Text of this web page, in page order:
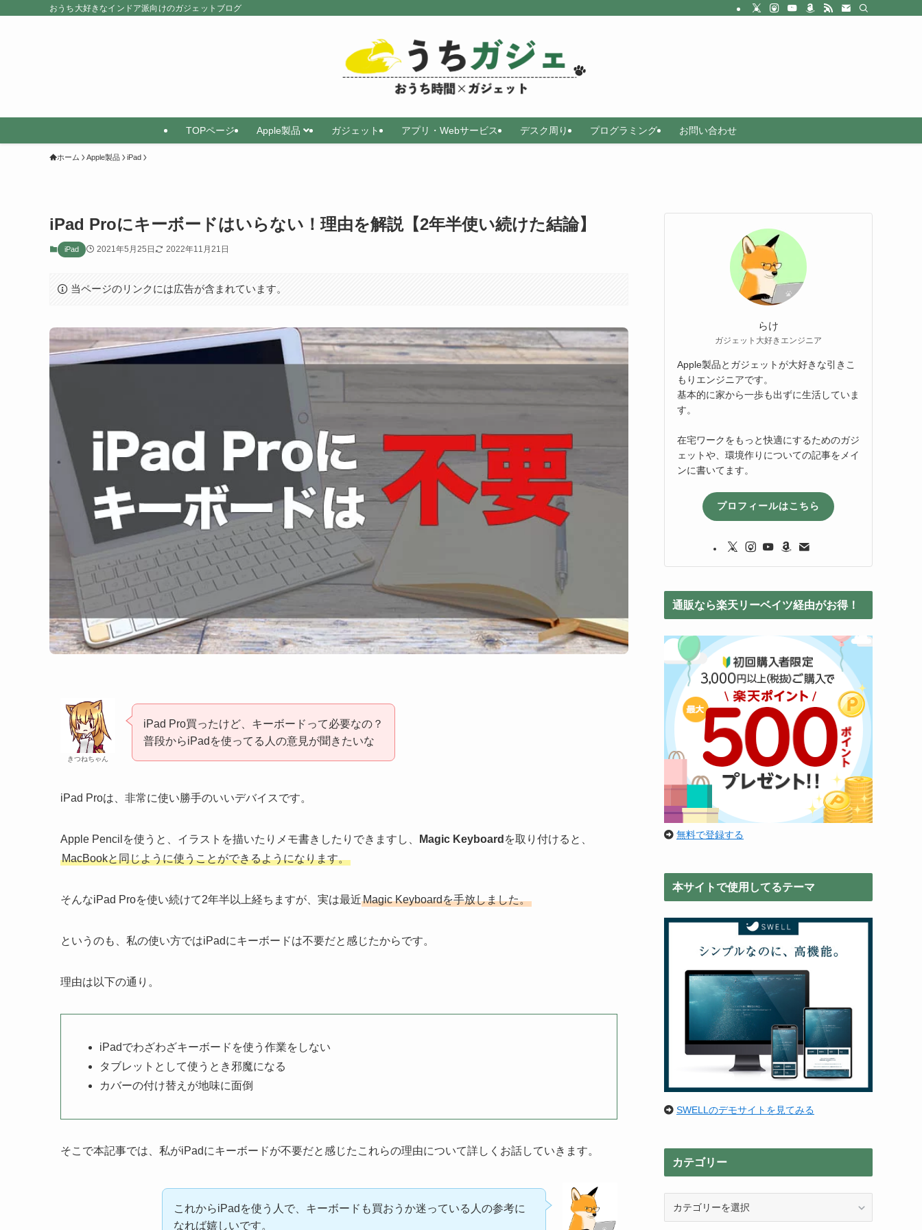
おうち大好きなインドア派向けのガジェットブログ
TOPページ Apple製品 ガジェット アプリ・Webサービス デスク周り プログラミング お問い合わせ
ホーム Apple製品 iPad
iPad Proにキーボードはいらない！理由を解説【2年半使い続けた結論】
iPad 2021年5月25日 2022年11月21日
当ページのリンクには広告が含まれています。
きつねちゃん
iPad Pro買ったけど、キーボードって必要なの？
普段からiPadを使ってる人の意見が聞きたいな
iPad Proは、非常に使い勝手のいいデバイスです。
Apple Pencilを使うと、イラストを描いたりメモ書きしたりできますし、 Magic Keyboard を取り付けると、
MacBookと同じように使うことができるようになります。
そんなiPad Proを使い続けて2年半以上経ちますが、実は最近Magic Keyboardを手放しました。
というのも、私の使い方ではiPadにキーボードは不要だと感じたからです。
理由は以下の通り。
iPadでわざわざキーボードを使う作業をしない
タブレットとして使うとき邪魔になる
カバーの付け替えが地味に面倒
そこで本記事では、私がiPadにキーボードが不要だと感じたこれらの理由について詳しくお話していきます。
これからiPadを使う人で、キーボードも買おうか迷っている人の参考に
なれば嬉しいです。
らけ
ガジェット大好きエンジニア
Apple製品とガジェットが大好きな引きこ
もりエンジニアです。
基本的に家から一歩も出ずに生活していま
す。
在宅ワークをもっと快適にするためのガジ
ェットや、環境作りについての記事をメイ
ンに書いてます。
プロフィールはこちら
通販なら楽天リーベイツ経由がお得！
無料で登録する
本サイトで使用してるテーマ
SWELLのデモサイトを見てみる
カテゴリー